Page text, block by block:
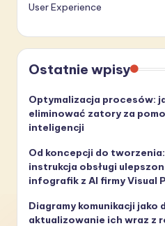
User Experience
Ostatnie wpisy
Optymalizacja procesów:
eliminować zatory za
inteligencji
Od koncepcji do
instrukcja obsługi
infografik z AI firmy Visual
Diagramy komunikacji jako
aktualizowanie ich wraz z